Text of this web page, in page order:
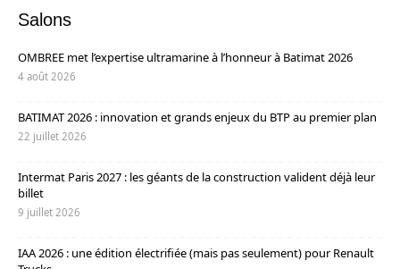
Salons
OMBREE met l’expertise ultramarine à l’honneur à Batimat 2026
4 août 2026
BATIMAT 2026 : innovation et grands enjeux du BTP au premier plan
22 juillet 2026
Intermat Paris 2027 : les géants de la construction valident déjà leur
billet
9 juillet 2026
IAA 2026 : une édition électrifiée (mais pas seulement) pour Renault